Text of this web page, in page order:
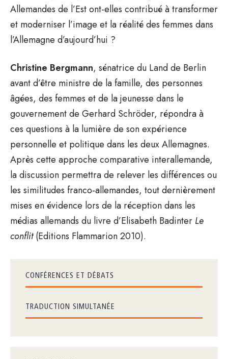
Allemandes de l’Est ont-elles contribué à transformer
et moderniser l’image et la réalité des femmes dans
l’Allemagne d’aujourd’hui ?
Christine Bergmann, sénatrice du Land de Berlin
avant d’être ministre de la famille, des personnes
âgées, des femmes et de la jeunesse dans le
gouvernement de Gerhard Schröder, répondra à
ces questions à la lumière de son expérience
personnelle et politique dans les deux Allemagnes.
Après cette approche comparative interallemande,
la discussion permettra de relever les différences ou
les similitudes franco-allemandes, tout dernièrement
mises en évidence lors de la réception dans les
médias allemands du livre d’Elisabeth Badinter Le
conflit(Editions Flammarion 2010).
CONFÉRENCES ET DÉBATS
TRADUCTION SIMULTANÉE